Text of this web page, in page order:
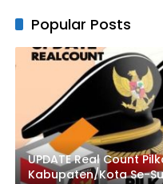
Popular Posts
UPDATE Real Count
Kabupaten/Kota Se-